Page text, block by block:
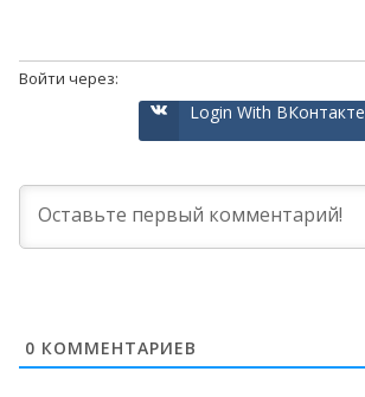
Войти через:
Login With ВКонтакте
0 КОММЕНТАРИЕВ